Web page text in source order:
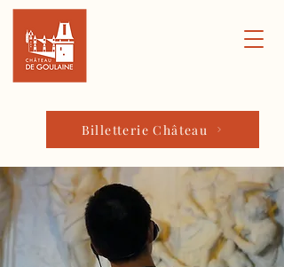
Billetterie Château